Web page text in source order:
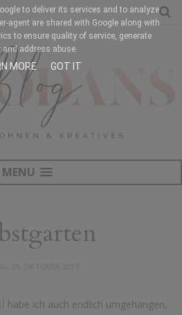
MENU
habe ich auch endlich umgehangen,
to deliver its services and to analyze
agent are shared with Google along with
to ensure quality of service, generate
address abuse.
MORE GOT IT